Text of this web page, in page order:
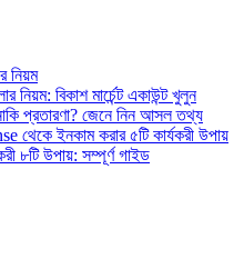
নিয়ম
নিয়ম: বিকাশ মার্চেন্ট একাউন্ট খুলুন
প্রতারণা? জেনে নিন আসল তথ্য
ইনকাম করার ৫টি কার্যকরী উপায়
৮টি উপায়: সম্পূর্ণ গাইড